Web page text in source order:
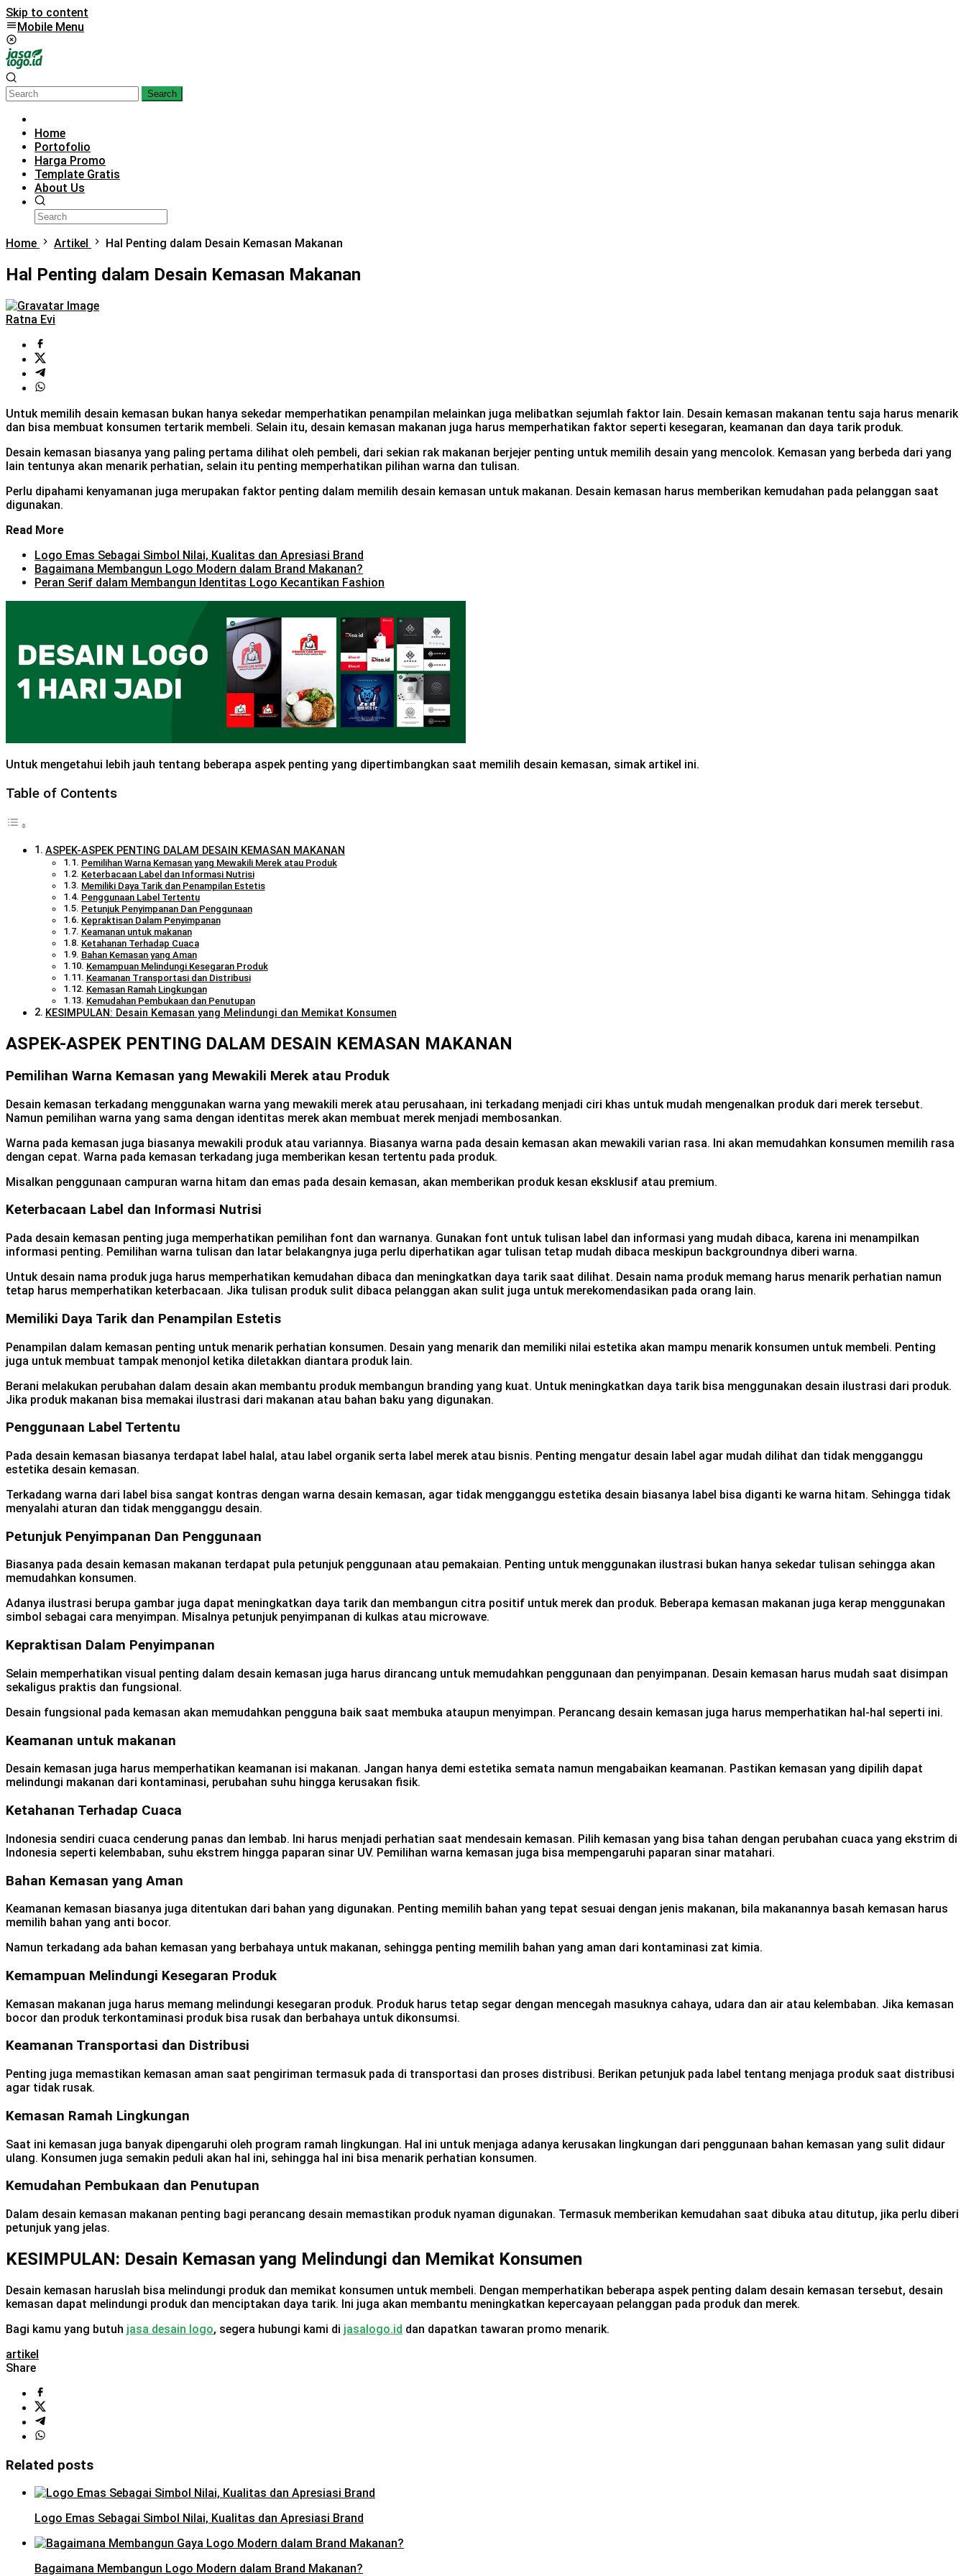
Skip to content
Mobile Menu
Search
Home
Portofolio
Harga Promo
Template Gratis
About Us
Home Artikel Hal Penting dalam Desain Kemasan Makanan
Hal Penting dalam Desain Kemasan Makanan
Ratna Evi
Untuk memilih desain kemasan bukan hanya sekedar memperhatikan penampilan melainkan juga melibatkan sejumlah faktor lain. Desain kemasan makanan tentu saja harus menarik
dan bisa membuat konsumen tertarik membeli. Selain itu, desain kemasan makanan juga harus memperhatikan faktor seperti kesegaran, keamanan dan daya tarik produk.
Desain kemasan biasanya yang paling pertama dilihat oleh pembeli, dari sekian rak makanan berjejer penting untuk memilih desain yang mencolok. Kemasan yang berbeda dari yang
lain tentunya akan menarik perhatian, selain itu penting memperhatikan pilihan warna dan tulisan.
Perlu dipahami kenyamanan juga merupakan faktor penting dalam memilih desain kemasan untuk makanan. Desain kemasan harus memberikan kemudahan pada pelanggan saat
digunakan.
Read More
Logo Emas Sebagai Simbol Nilai, Kualitas dan Apresiasi Brand
Bagaimana Membangun Logo Modern dalam Brand Makanan?
Peran Serif dalam Membangun Identitas Logo Kecantikan Fashion
Untuk mengetahui lebih jauh tentang beberapa aspek penting yang dipertimbangkan saat memilih desain kemasan, simak artikel ini.
Table of Contents
ASPEK-ASPEK PENTING DALAM DESAIN KEMASAN MAKANAN
Pemilihan Warna Kemasan yang Mewakili Merek atau Produk
Keterbacaan Label dan Informasi Nutrisi
Memiliki Daya Tarik dan Penampilan Estetis
Penggunaan Label Tertentu
Petunjuk Penyimpanan Dan Penggunaan
Kepraktisan Dalam Penyimpanan
Keamanan untuk makanan
Ketahanan Terhadap Cuaca
Bahan Kemasan yang Aman
Kemampuan Melindungi Kesegaran Produk
Keamanan Transportasi dan Distribusi
Kemasan Ramah Lingkungan
Kemudahan Pembukaan dan Penutupan
KESIMPULAN: Desain Kemasan yang Melindungi dan Memikat Konsumen
ASPEK-ASPEK PENTING DALAM DESAIN KEMASAN MAKANAN
Pemilihan Warna Kemasan yang Mewakili Merek atau Produk
Desain kemasan terkadang menggunakan warna yang mewakili merek atau perusahaan, ini terkadang menjadi ciri khas untuk mudah mengenalkan produk dari merek tersebut.
Namun pemilihan warna yang sama dengan identitas merek akan membuat merek menjadi membosankan.
Warna pada kemasan juga biasanya mewakili produk atau variannya. Biasanya warna pada desain kemasan akan mewakili varian rasa. Ini akan memudahkan konsumen memilih rasa
dengan cepat. Warna pada kemasan terkadang juga memberikan kesan tertentu pada produk.
Misalkan penggunaan campuran warna hitam dan emas pada desain kemasan, akan memberikan produk kesan eksklusif atau premium.
Keterbacaan Label dan Informasi Nutrisi
Pada desain kemasan penting juga memperhatikan pemilihan font dan warnanya. Gunakan font untuk tulisan label dan informasi yang mudah dibaca, karena ini menampilkan
informasi penting. Pemilihan warna tulisan dan latar belakangnya juga perlu diperhatikan agar tulisan tetap mudah dibaca meskipun backgroundnya diberi warna.
Untuk desain nama produk juga harus memperhatikan kemudahan dibaca dan meningkatkan daya tarik saat dilihat. Desain nama produk memang harus menarik perhatian namun
tetap harus memperhatikan keterbacaan. Jika tulisan produk sulit dibaca pelanggan akan sulit juga untuk merekomendasikan pada orang lain.
Memiliki Daya Tarik dan Penampilan Estetis
Penampilan dalam kemasan penting untuk menarik perhatian konsumen. Desain yang menarik dan memiliki nilai estetika akan mampu menarik konsumen untuk membeli. Penting
juga untuk membuat tampak menonjol ketika diletakkan diantara produk lain.
Berani melakukan perubahan dalam desain akan membantu produk membangun branding yang kuat. Untuk meningkatkan daya tarik bisa menggunakan desain ilustrasi dari produk.
Jika produk makanan bisa memakai ilustrasi dari makanan atau bahan baku yang digunakan.
Penggunaan Label Tertentu
Pada desain kemasan biasanya terdapat label halal, atau label organik serta label merek atau bisnis. Penting mengatur desain label agar mudah dilihat dan tidak mengganggu
estetika desain kemasan.
Terkadang warna dari label bisa sangat kontras dengan warna desain kemasan, agar tidak mengganggu estetika desain biasanya label bisa diganti ke warna hitam. Sehingga tidak
menyalahi aturan dan tidak mengganggu desain.
Petunjuk Penyimpanan Dan Penggunaan
Biasanya pada desain kemasan makanan terdapat pula petunjuk penggunaan atau pemakaian. Penting untuk menggunakan ilustrasi bukan hanya sekedar tulisan sehingga akan
memudahkan konsumen.
Adanya ilustrasi berupa gambar juga dapat meningkatkan daya tarik dan membangun citra positif untuk merek dan produk. Beberapa kemasan makanan juga kerap menggunakan
simbol sebagai cara menyimpan. Misalnya petunjuk penyimpanan di kulkas atau microwave.
Kepraktisan Dalam Penyimpanan
Selain memperhatikan visual penting dalam desain kemasan juga harus dirancang untuk memudahkan penggunaan dan penyimpanan. Desain kemasan harus mudah saat disimpan
sekaligus praktis dan fungsional.
Desain fungsional pada kemasan akan memudahkan pengguna baik saat membuka ataupun menyimpan. Perancang desain kemasan juga harus memperhatikan hal-hal seperti ini.
Keamanan untuk makanan
Desain kemasan juga harus memperhatikan keamanan isi makanan. Jangan hanya demi estetika semata namun mengabaikan keamanan. Pastikan kemasan yang dipilih dapat
melindungi makanan dari kontaminasi, perubahan suhu hingga kerusakan fisik.
Ketahanan Terhadap Cuaca
Indonesia sendiri cuaca cenderung panas dan lembab. Ini harus menjadi perhatian saat mendesain kemasan. Pilih kemasan yang bisa tahan dengan perubahan cuaca yang ekstrim di
Indonesia seperti kelembaban, suhu ekstrem hingga paparan sinar UV. Pemilihan warna kemasan juga bisa mempengaruhi paparan sinar matahari.
Bahan Kemasan yang Aman
Keamanan kemasan biasanya juga ditentukan dari bahan yang digunakan. Penting memilih bahan yang tepat sesuai dengan jenis makanan, bila makanannya basah kemasan harus
memilih bahan yang anti bocor.
Namun terkadang ada bahan kemasan yang berbahaya untuk makanan, sehingga penting memilih bahan yang aman dari kontaminasi zat kimia.
Kemampuan Melindungi Kesegaran Produk
Kemasan makanan juga harus memang melindungi kesegaran produk. Produk harus tetap segar dengan mencegah masuknya cahaya, udara dan air atau kelembaban. Jika kemasan
bocor dan produk terkontaminasi produk bisa rusak dan berbahaya untuk dikonsumsi.
Keamanan Transportasi dan Distribusi
Penting juga memastikan kemasan aman saat pengiriman termasuk pada di transportasi dan proses distribusi. Berikan petunjuk pada label tentang menjaga produk saat distribusi
agar tidak rusak.
Kemasan Ramah Lingkungan
Saat ini kemasan juga banyak dipengaruhi oleh program ramah lingkungan. Hal ini untuk menjaga adanya kerusakan lingkungan dari penggunaan bahan kemasan yang sulit didaur
ulang. Konsumen juga semakin peduli akan hal ini, sehingga hal ini bisa menarik perhatian konsumen.
Kemudahan Pembukaan dan Penutupan
Dalam desain kemasan makanan penting bagi perancang desain memastikan produk nyaman digunakan. Termasuk memberikan kemudahan saat dibuka atau ditutup, jika perlu diberi
petunjuk yang jelas.
KESIMPULAN: Desain Kemasan yang Melindungi dan Memikat Konsumen
Desain kemasan haruslah bisa melindungi produk dan memikat konsumen untuk membeli. Dengan memperhatikan beberapa aspek penting dalam desain kemasan tersebut, desain
kemasan dapat melindungi produk dan menciptakan daya tarik. Ini juga akan membantu meningkatkan kepercayaan pelanggan pada produk dan merek.
Bagi kamu yang butuh jasa desain logo, segera hubungi kami di jasalogo.id dan dapatkan tawaran promo menarik.
artikel
Share
Related posts
Logo Emas Sebagai Simbol Nilai, Kualitas dan Apresiasi Brand
Bagaimana Membangun Logo Modern dalam Brand Makanan?